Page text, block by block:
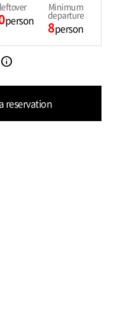
leftover
person
Minimum
departure
8person
info
reservation